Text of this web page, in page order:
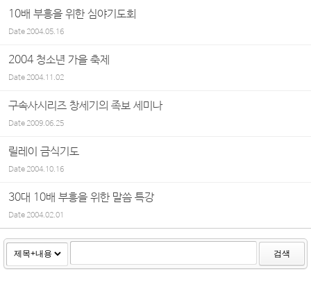
10배 부흥을 위한 심야기도회
Date2004.05.16
2004 청소년 가을 축제
Date2004.11.02
구속사시리즈 창세기의 족보 세미나
Date2009.06.25
릴레이 금식기도
Date2004.10.16
30대 10배 부흥을 위한 말씀 특강
Date2004.02.01
검색